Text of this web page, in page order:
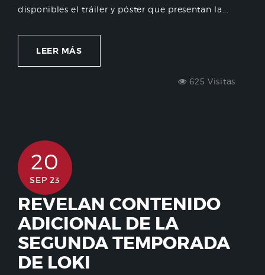
disponibles el tráiler y póster que presentan la...
LEER MÁS
625 Visitas
20
SEP 23
REVELAN CONTENIDO
ADICIONAL DE LA
SEGUNDA TEMPORADA
DE LOKI